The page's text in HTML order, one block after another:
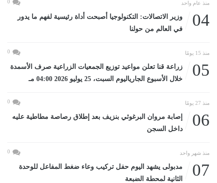
منذ عام واحد 0
04
وزير الاتصالات: التكنولوجيا أصبحت أداة رئيسية لفهم ما يدور
في العالم من حولنا
منذ 15 يومًا 0
05
زراعة قنا تعلن مواعيد توزيع الجمعيات الزراعية صرف الأسمدة
خلال الأسبوع الجارياليوم السبت، 25 يوليو 2026 04:00 مـ
منذ 27 يومًا 0
06
إصابة مروان البرغوثي بنزيف بعد إطلاق رصاصة مطاطية عليه
داخل السجن
منذ شهر واحد 0
07
مدبولى يشهد اليوم حفل تركيب وعاء ضغط المفاعل للوحدة
الثانية لمحطة الضبعة